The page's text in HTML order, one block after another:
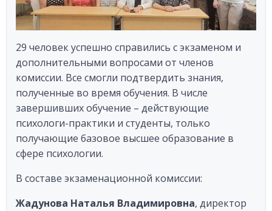
29 человек успешно справились с экзаменом и
дополнительными вопросами от членов
комиссии. Все смогли подтвердить знания,
полученные во время обучения. В числе
завершивших обучение – действующие
психологи-практики и студенты, только
получающие базовое высшее образование в
сфере психологии.
В составе экзаменационной комиссии:
Жадунова Наталья Владимировна, директор